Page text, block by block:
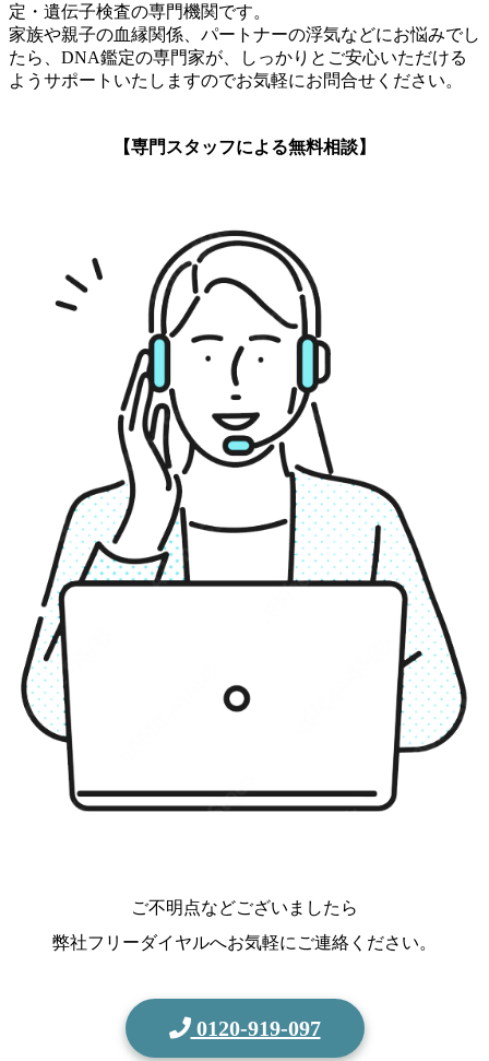
定・遺伝子検査の専門機関です。
家族や親子の血縁関係、パートナーの浮気などにお悩みでし
たら、DNA鑑定の専門家が、しっかりとご安心いただける
ようサポートいたしますのでお気軽にお問合せください。
【専門スタッフによる無料相談】
ご不明点などございましたら
弊社フリーダイヤルへお気軽にご連絡ください。
0120-919-097